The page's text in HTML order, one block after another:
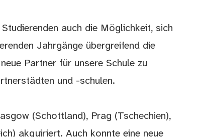
auch die Möglichkeit, sich
Jahrgänge übergreifend die
Partner für unsere Schule zu
und -schulen.
(Schottland), Prag (Tschechien),
akquiriert. Auch konnte eine neue